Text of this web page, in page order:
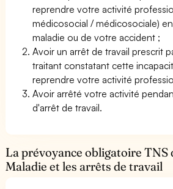
reprendre votre activité
médicosocial / médicosociale)
maladie ou de votre accident ;
Avoir un arrêt de travail prescrit
traitant constatant cette
reprendre votre activité
Avoir arrêté votre activité
d'arrêt de travail.
La prévoyance obligatoire TNS
Maladie et les arrêts de travail